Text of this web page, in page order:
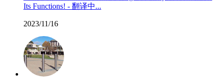
Its Functions! - 翻译中...
2023/11/16